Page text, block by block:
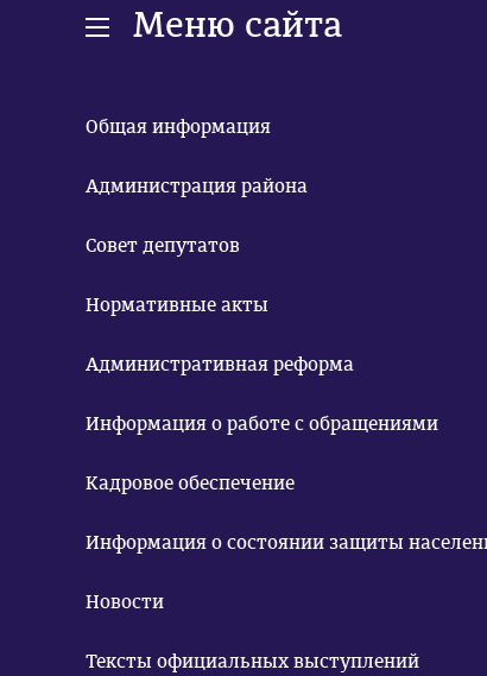
Меню сайта
Общая информация
Администрация района
Совет депутатов
Нормативные акты
Административная реформа
Информация о работе с обращениями
Кадровое обеспечение
Информация о состоянии защиты
Новости
Тексты официальных выступлений